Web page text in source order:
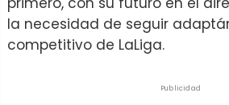
la necesidad de seguir
competitivo de LaLiga.
Publicidad